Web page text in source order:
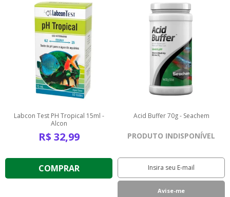
Labcon Test PH Tropical 15ml -
Alcon
R$ 32,99
COMPRAR
Acid Buffer 70g - Seachem
PRODUTO INDISPONÍVEL